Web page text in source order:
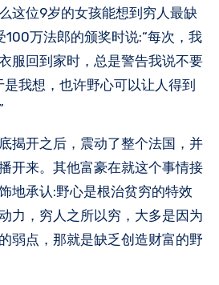
这位9岁的女孩能想到穷人最缺
100万法郎的颁奖时说:“每次，我
服回到家时，总是警告我说不要
我想，也许野心可以让人得到
揭开之后，震动了整个法国，并
开来。其他富豪在就这个事情接
地承认:野心是根治贫穷的特效
力，穷人之所以穷，大多是因为
弱点，那就是缺乏创造财富的野